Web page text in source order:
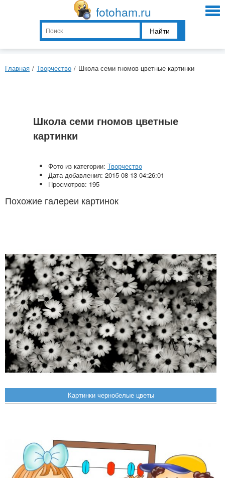
fotoham.ru
Найти
Главная / Творчество / Школа семи гномов цветные картинки
Школа семи гномов цветные
картинки
Фото из категории: Творчество
Дата добавления: 2015-08-13 04:26:01
Просмотров: 195
Похожие галереи картинок
Картинки чернобелые цветы